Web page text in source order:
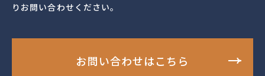
りお問い合わせください。
お問い合わせはこちら